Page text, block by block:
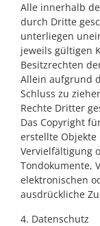
Alle innerhalb
durch Dritte
unterliegen
jeweils gültigen
Besitzrechten
Allein aufgrund
Schluss zu
Rechte Dritter
Das Copyright
erstellte
Vervielfältigung
Tondokumente,
elektronischen
ausdrückliche
4. Datenschutz